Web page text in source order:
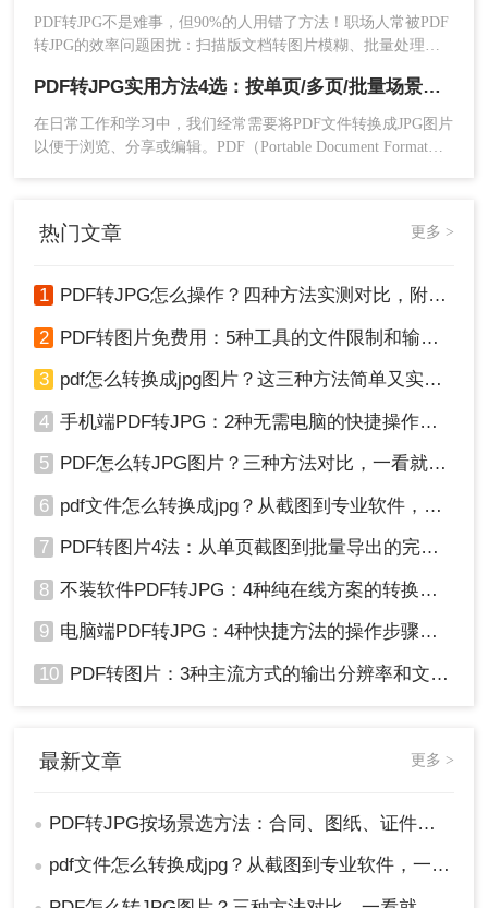
注意： 尽量选择知名度高、使用HTTPS加密的网
站，以降低安全风险。下载后务必检查JPG图片的
清晰度是否满足要求。
方法二：使用Adobe Acrobat Pro DC（专业
权威之选）
标准制定者，其功能最为强大和精准。如果您经常
不二之选。
率，完美保留原始布局、字体和图像。
功能全面：不仅可以转换整个文档，还能选择
性地转换特定页面或区域。
高度安全：所有操作在本地完成，无需上传，
批量处理：可以一次性转换大量PDF文件，极
大提升效率。
缺点
价格昂贵：需要付费订阅，个人用户成本较
软件体积大 ：安装包庞大，占用较多的系统资
操作步骤：
点击“文件” -> “打开”，选择您要转换的PDF文
件。
顾虑，专业软件又需要安装。选错方法不仅浪费时间，还可能
得到画质差的图片。
PDF转JPG不是难事，但90%的人用错了方法！职场人常被PDF
转JPG的效率问题困扰：扫描版文档转图片模糊、批量处理繁
见过太多人因方法不当浪费时间。
PDF转JPG实用方法4选：按单页/多页/批量场景分别推荐！
在日常工作和学习中，我们经常需要将PDF文件转换成JPG图片
以便于浏览、分享或编辑。PDF（Portable Document Format）
怎么转换成jpg图片呢？本文将介绍几种实用的方法，帮助您轻
热门文章 更多 >
1 PDF转JPG怎么操作？四种方法实测对比，附各场景最优选！
2 PDF转图片免费用：5种工具的文件限制和输出质量对比！
3 pdf怎么转换成jpg图片？这三种方法简单又实用！
4 手机端PDF转JPG：2种无需电脑的快捷操作流程！
5 PDF怎么转JPG图片？三种方法对比，一看就懂！
6 pdf文件怎么转换成jpg？从截图到专业软件，一篇讲清楚！
7 PDF转图片4法：从单页截图到批量导出的完整操作路径！
8 不装软件PDF转JPG：4种纯在线方案的转换效果和速度对比！
9 电脑端PDF转JPG：4种快捷方法的操作步骤和常见格式问题！
10 PDF转图片：3种主流方式的输出分辨率和文件体积实测！
最新文章 更多 >
● PDF转JPG按场景选方法：合同、图纸、证件照分别用哪种！
● pdf文件怎么转换成jpg？从截图到专业软件，一篇讲清楚！